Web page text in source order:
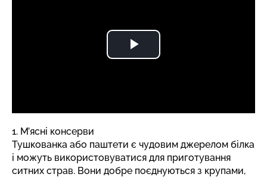
1. М’ясні консерви
Тушкованка або паштети є чудовим джерелом білка
і можуть використовуватися для приготування
ситних страв. Вони добре поєднуються з крупами,